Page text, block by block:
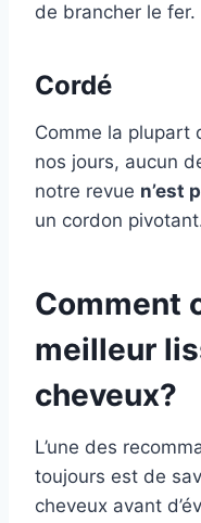
de brancher le fer.
Cordé
Comme la plupart
nos jours, aucun
notre revue n’est
un cordon
Comment
meilleur
cheveux?
L’une des
toujours est de
cheveux avant